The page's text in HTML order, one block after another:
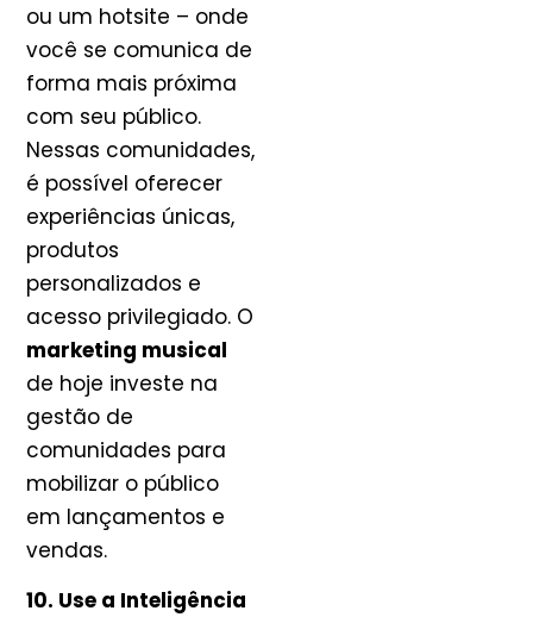
ou um hotsite – onde
você se comunica de
forma mais próxima
com seu público.
Nessas comunidades,
é possível oferecer
experiências únicas,
produtos
personalizados e
acesso privilegiado. O
marketing musical
de hoje investe na
gestão de
comunidades para
mobilizar o público
em lançamentos e
vendas.
10. Use a Inteligência